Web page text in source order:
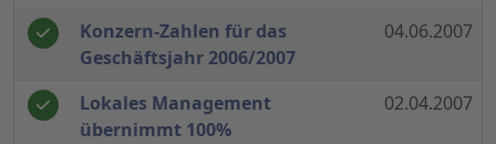
Konzern-Zahlen für das
Geschäftsjahr 2006/2007
04.06.2007
Lokales Management
übernimmt 100%
02.04.2007